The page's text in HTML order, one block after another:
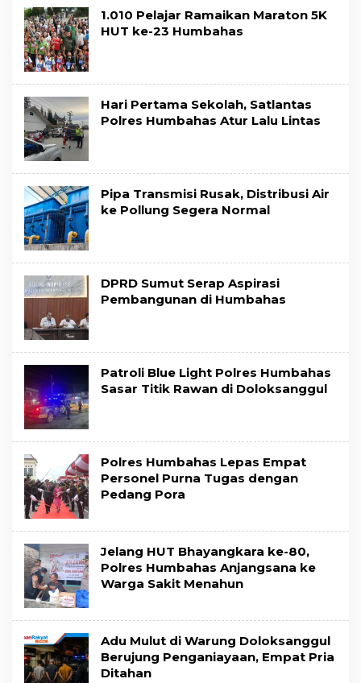
1.010 Pelajar Ramaikan Maraton 5K
HUT ke-23 Humbahas
Hari Pertama Sekolah, Satlantas
Polres Humbahas Atur Lalu Lintas
Pipa Transmisi Rusak, Distribusi Air
ke Pollung Segera Normal
DPRD Sumut Serap Aspirasi
Pembangunan di Humbahas
Patroli Blue Light Polres Humbahas
Sasar Titik Rawan di Doloksanggul
Polres Humbahas Lepas Empat
Personel Purna Tugas dengan
Pedang Pora
Jelang HUT Bhayangkara ke-80,
Polres Humbahas Anjangsana ke
Warga Sakit Menahun
Adu Mulut di Warung Doloksanggul
Berujung Penganiayaan, Empat Pria
Ditahan